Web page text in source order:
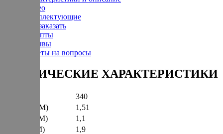
Видео
Комплектующие
Как заказать
Рецепты
Отзывы
Ответы на вопросы
ТЕХНИЧЕСКИЕ ХАРАКТЕРИСТИКИ
340
Ширина (М)
1,51
Глубина (М)
1,1
Высота (М)
1,9